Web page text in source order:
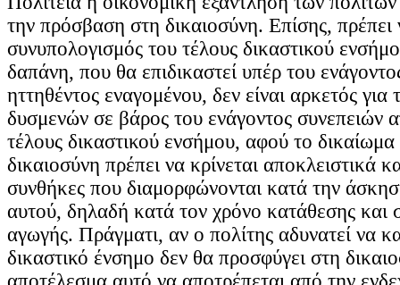
την πρόσβαση στη δικαιοσύνη. Επίσης, πρέπει
συνυπολογισμός του τέλους δικαστικού
δαπάνη, που θα επιδικαστεί υπέρ του
ηττηθέντος εναγομένου, δεν είναι αρκετός
δυσμενών σε βάρος του ενάγοντος συνεπειών
τέλους δικαστικού ενσήμου, αφού το
δικαιοσύνη πρέπει να κρίνεται αποκλειστικά
συνθήκες που διαμορφώνονται κατά την
αυτού, δηλαδή κατά τον χρόνο κατάθεσης και
αγωγής. Πράγματι, αν ο πολίτης αδυνατεί να
δικαστικό ένσημο δεν θα προσφύγει στη